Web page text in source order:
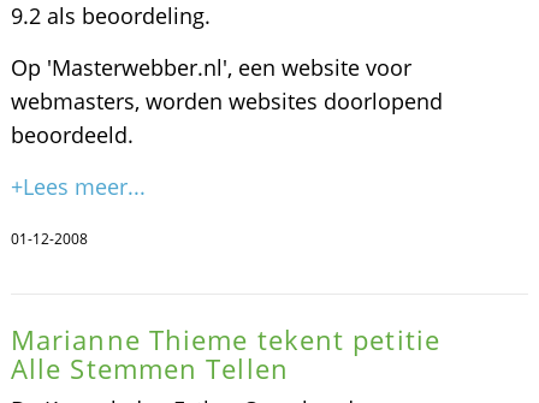
9.2 als beoordeling.
Op 'Masterwebber.nl', een website voor
webmasters, worden websites doorlopend
beoordeeld.
+Lees meer...
01-12-2008
Marianne Thieme tekent petitie
Alle Stemmen Tellen